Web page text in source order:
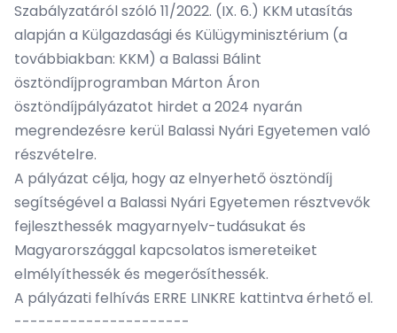
Szabályzatáról szóló 11/2022. (IX. 6.) KKM utasítás
alapján a Külgazdasági és Külügyminisztérium (a
továbbiakban: KKM) a Balassi Bálint
ösztöndíjprogramban Márton Áron
ösztöndíjpályázatot hirdet a 2024 nyarán
megrendezésre kerül Balassi Nyári Egyetemen való
részvételre.
A pályázat célja, hogy az elnyerhető ösztöndíj
segítségével a Balassi Nyári Egyetemen résztvevők
fejleszthessék magyarnyelv-tudásukat és
Magyarországgal kapcsolatos ismereteiket
elmélyíthessék és megerősíthessék.
A pályázati felhívás ERRE LINKRE kattintva érhető el.
----------------------